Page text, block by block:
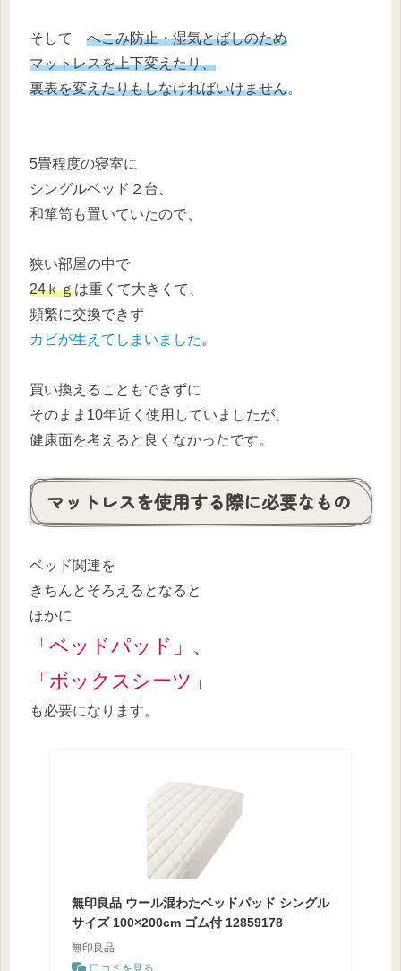
そして へこみ防止・湿気とばしのため
マットレスを上下変えたり、
裏表を変えたりもしなければいけません。
5畳程度の寝室に
シングルベッド２台、
和箪笥も置いていたので、
狭い部屋の中で
24ｋｇは重くて大きくて、
頻繁に交換できず
カビが生えてしまいました 。
買い換えることもできずに
そのまま10年近く使用していましたが、
健康面を考えると良くなかったです。
マットレスを使用する際に必要なもの
ベッド関連を
きちんとそろえるとなると
ほかに
「ベッドパッド」 、
「ボックスシーツ」
も必要になります。
無印良品 ウール混わたベッドパッド シングル
サイズ 100×200cm ゴム付 12859178
無印良品
口コミを見る